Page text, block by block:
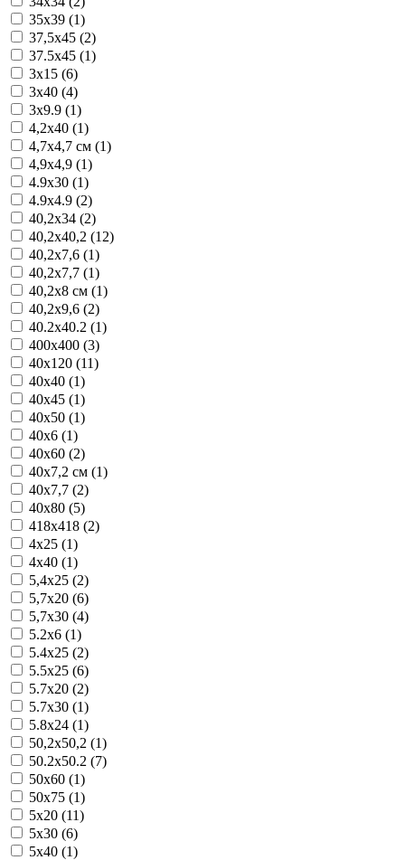
35x39 (1)
37,5x45 (2)
37.5x45 (1)
3x15 (6)
3x40 (4)
3x9.9 (1)
4,2x40 (1)
4,7x4,7 см (1)
4,9x4,9 (1)
4.9x30 (1)
4.9x4.9 (2)
40,2x34 (2)
40,2x40,2 (12)
40,2x7,6 (1)
40,2x7,7 (1)
40,2x8 см (1)
40,2x9,6 (2)
40.2x40.2 (1)
400x400 (3)
40x120 (11)
40x40 (1)
40x45 (1)
40x50 (1)
40x6 (1)
40x60 (2)
40x7,2 см (1)
40x7,7 (2)
40x80 (5)
418x418 (2)
4x25 (1)
4x40 (1)
5,4x25 (2)
5,7x20 (6)
5,7x30 (4)
5.2x6 (1)
5.4x25 (2)
5.5x25 (6)
5.7x20 (2)
5.7x30 (1)
5.8x24 (1)
50,2x50,2 (1)
50.2x50.2 (7)
50x60 (1)
50x75 (1)
5x20 (11)
5x30 (6)
5x40 (1)